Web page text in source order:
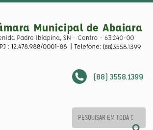
(88) 3558.1399